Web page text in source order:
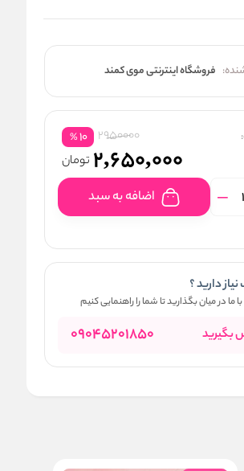
فروشگاه اینترنتی موی کمند
2950000
10
%
2,650,000 تومان
اضافه به سبد
دارید ؟
ما در میان بگذارید تا شما را راهنمایی کنیم
بگیرید 09045201850